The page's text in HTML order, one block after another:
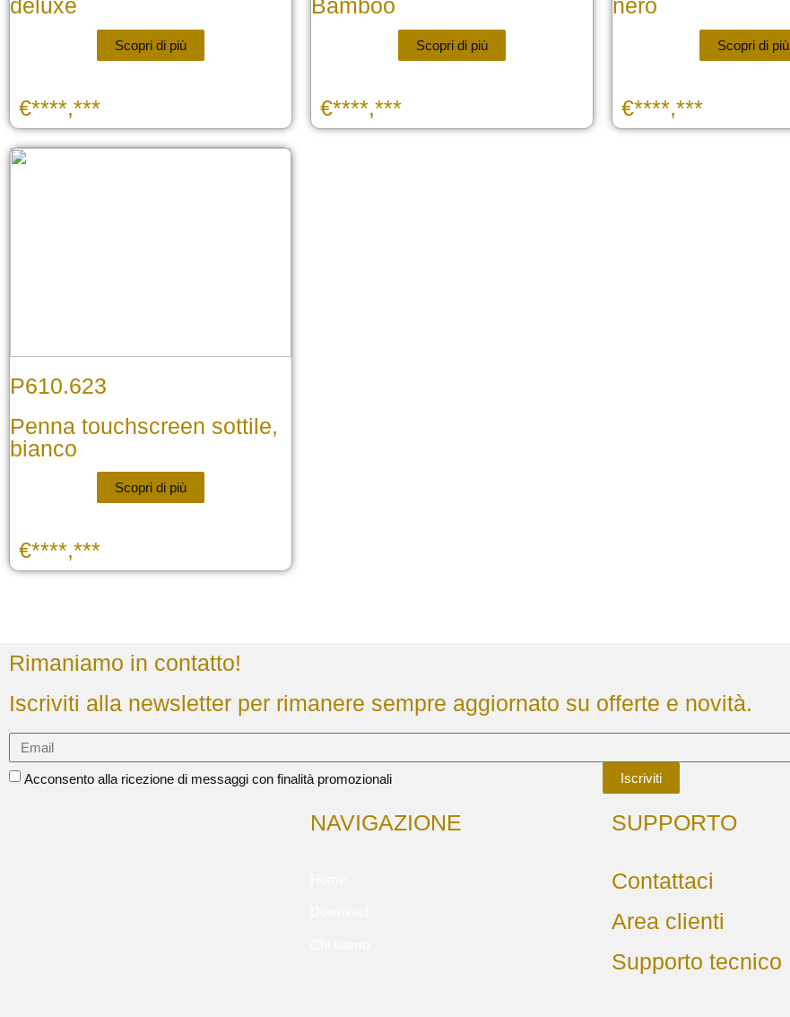
deluxe
Scopri di più
€****,***
Bamboo
Scopri di più
€****,***
nero
Scopri di più
€****,***
P610.623
Penna touchscreen sottile,
bianco
Scopri di più
€****,***
Rimaniamo in contatto!
Iscriviti alla newsletter per rimanere sempre aggiornato su offerte e novità.
Acconsento alla ricezione di messaggi con finalità promozionali Iscriviti
NAVIGAZIONE SUPPORTO
Contattaci
Area clienti
Supporto tecnico